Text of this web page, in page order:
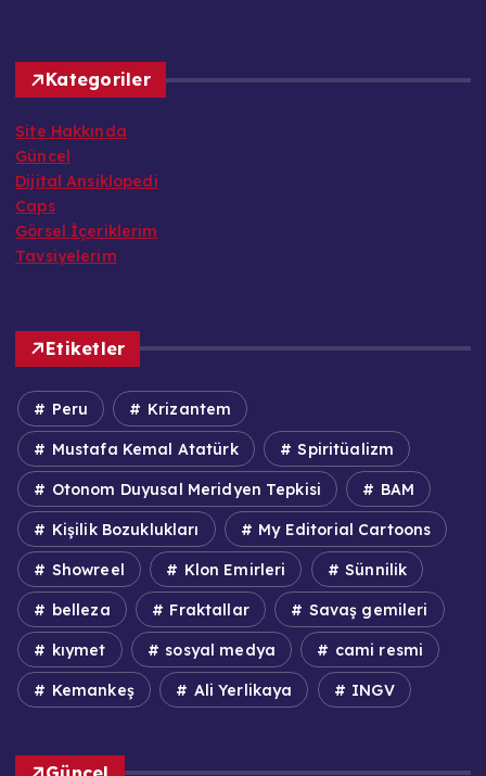
Kategoriler
Site Hakkında
Güncel
Dijital Ansiklopedi
Caps
Görsel İçeriklerim
Tavsiyelerim
Etiketler
Peru Krizantem
Mustafa Kemal Atatürk Spiritüalizm
Otonom Duyusal Meridyen Tepkisi BAM
Kişilik Bozuklukları My Editorial Cartoons
Showreel Klon Emirleri Sünnilik
belleza Fraktallar Savaş gemileri
kıymet sosyal medya cami resmi
Kemankeş Ali Yerlikaya INGV